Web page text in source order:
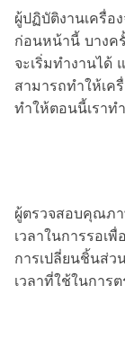
ผู้ปฏิบัติงานเครื่อ
ก่อนหน้านี้ บางค
จะเริ่มทำงานได้
สามารถทำให้เค
ทำให้ตอนนี้เราท
ผู้ตรวจสอบคุณภ
เวลาในการรอเ
การเปลี่ยนชิ้นส่ว
เวลาที่ใช้ในการ